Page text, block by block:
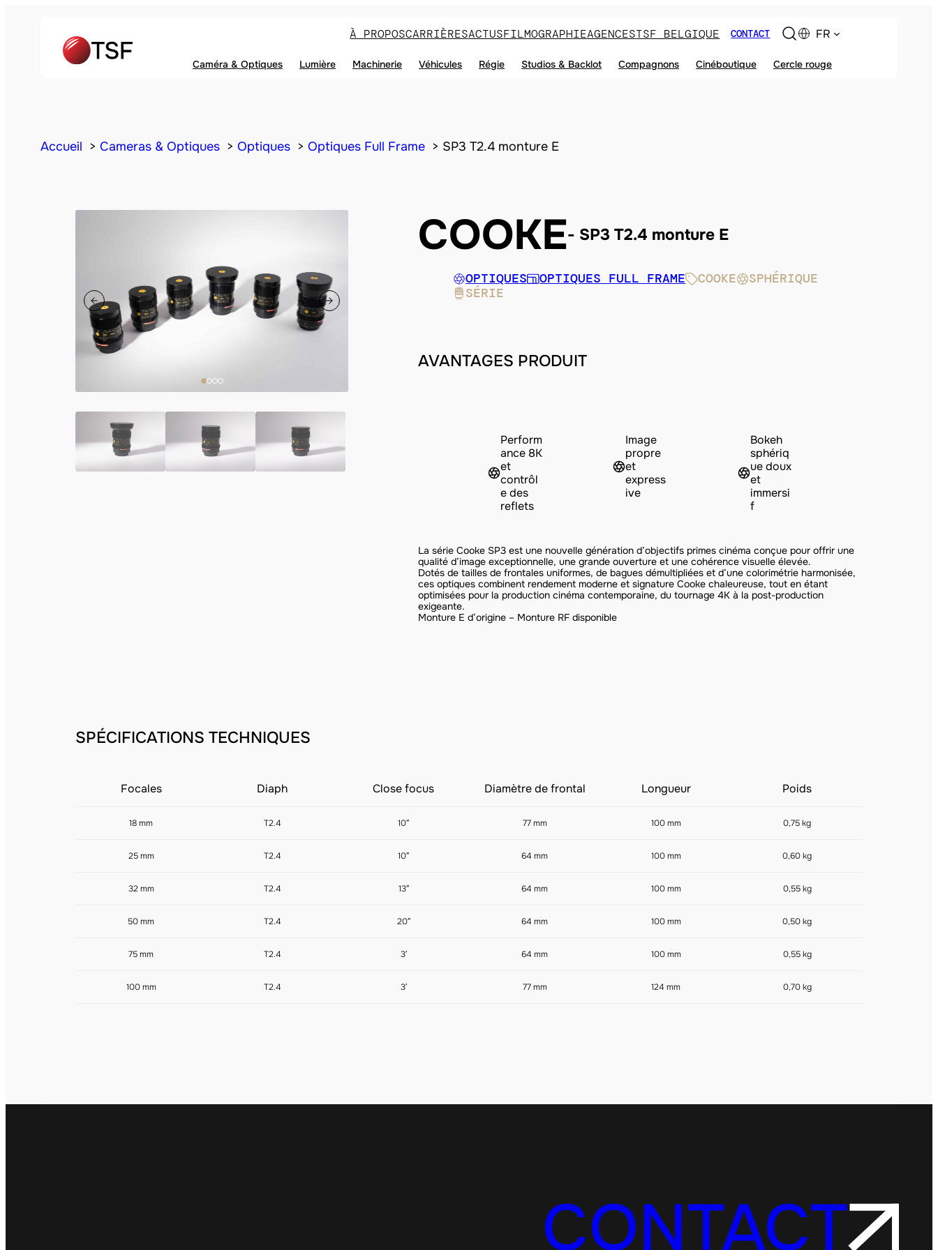
À PROPOSCARRIÈRESACTUSFILMOGRAPHIEAGENCESTSF BELGIQUE CONTACT FR
Caméra & Optiques Lumière Machinerie Véhicules Régie Studios & Backlot Compagnons Cinéboutique Cercle rouge
Accueil Cameras & Optiques Optiques Optiques Full Frame SP3 T2.4 monture E
COOKE SP3 T2.4 monture E
OPTIQUES OPTIQUES FULL FRAME COOKE
SPHÉRIQUE
SÉRIE
AVANTAGES PRODUIT
Perform
ance 8K
et
contrôl
e des
reflets
Image
propre
et
express
ive
Bokeh
sphériq
ue doux
et
immersi
f
La série Cooke SP3 est une nouvelle génération d’objectifs primes cinéma conçue pour offrir une
qualité d’image exceptionnelle, une grande ouverture et une cohérence visuelle élevée.
Dotés de tailles de frontales uniformes, de bagues démultipliées et d’une colorimétrie harmonisée,
ces optiques combinent rendement moderne et signature Cooke chaleureuse, tout en étant
optimisées pour la production cinéma contemporaine, du tournage 4K à la post-production
exigeante.
Monture E d’origine – Monture RF disponible
SPÉCIFICATIONS TECHNIQUES
Focales Diaph Close focus Diamètre de frontal Longueur Poids
18 mm T2.4 10″ 77 mm 100 mm 0,75 kg
25 mm T2.4 10″ 64 mm 100 mm 0,60 kg
32 mm T2.4 13″ 64 mm 100 mm 0,55 kg
50 mm T2.4 20″ 64 mm 100 mm 0,50 kg
75 mm T2.4 3′ 64 mm 100 mm 0,55 kg
100 mm T2.4 3′ 77 mm 124 mm 0,70 kg
CONTACT